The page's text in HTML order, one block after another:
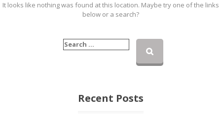
It looks like nothing was found at this location. Maybe try one of the links
below or a search?
Recent Posts